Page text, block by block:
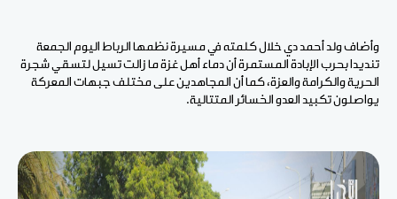
وأضاف ولد أحمد دي خلال كلمته في مسيرة نظمها الرباط اليوم الجمعة
تنديدا بحرب الإبادة المستمرة أن دماء أهل غزة ما زالت تسيل لتسقي شجرة
الحرية والكرامة والعزة، كما أن المجاهدين على مختلف جبهات المعركة
يواصلون تكبيد العدو الخسائر المتتالية.